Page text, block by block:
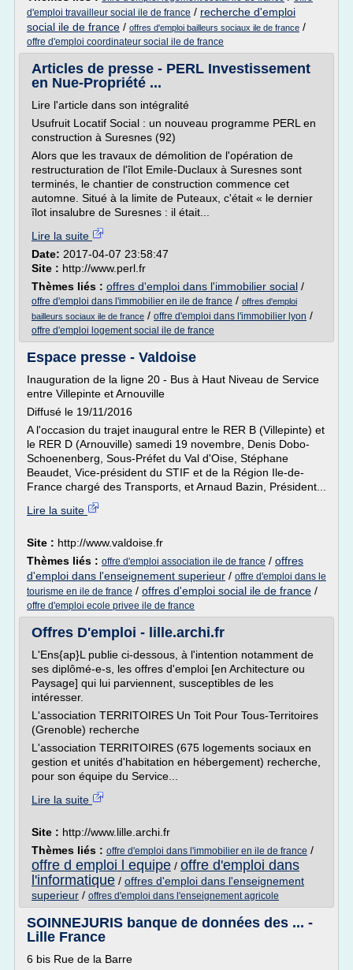
d'emploi travailleur social ile de france / recherche d'emploi
social ile de france / offres d'emploi bailleurs sociaux ile de france /
offre d'emploi coordinateur social ile de france
Articles de presse - PERL Investissement
en Nue-Propriété ...
Lire l'article dans son intégralité
Usufruit Locatif Social : un nouveau programme PERL en
construction à Suresnes (92)
Alors que les travaux de démolition de l'opération de
restructuration de l'îlot Emile-Duclaux à Suresnes sont
terminés, le chantier de construction commence cet
automne. Situé à la limite de Puteaux, c'était « le dernier
îlot insalubre de Suresnes : il était...
Lire la suite
Date: 2017-04-07 23:58:47
Site : http://www.perl.fr
Thèmes liés : offres d'emploi dans l'immobilier social /
offre d'emploi dans l'immobilier en ile de france / offres d'emploi
bailleurs sociaux ile de france / offre d'emploi dans l'immobilier lyon /
offre d'emploi logement social ile de france
Espace presse - Valdoise
Inauguration de la ligne 20 - Bus à Haut Niveau de Service
entre Villepinte et Arnouville
Diffusé le 19/11/2016
A l'occasion du trajet inaugural entre le RER B (Villepinte) et
le RER D (Arnouville) samedi 19 novembre, Denis Dobo-
Schoenenberg, Sous-Préfet du Val d'Oise, Stéphane
Beaudet, Vice-président du STIF et de la Région Ile-de-
France chargé des Transports, et Arnaud Bazin, Président...
Lire la suite
Site : http://www.valdoise.fr
Thèmes liés : offre d'emploi association ile de france / offres
d'emploi dans l'enseignement superieur / offre d'emploi dans le
tourisme en ile de france / offres d'emploi social ile de france /
offre d'emploi ecole privee ile de france
Offres D'emploi - lille.archi.fr
L'Ens{ap}L publie ci-dessous, à l'intention notamment de
ses diplômé-e-s, les offres d'emploi [en Architecture ou
Paysage] qui lui parviennent, susceptibles de les
intéresser.
L'association TERRITOIRES Un Toit Pour Tous-Territoires
(Grenoble) recherche
L'association TERRITOIRES (675 logements sociaux en
gestion et unités d'habitation en hébergement) recherche,
pour son équipe du Service...
Lire la suite
Site : http://www.lille.archi.fr
Thèmes liés : offre d'emploi dans l'immobilier en ile de france /
offre d emploi l equipe / offre d'emploi dans
l'informatique / offres d'emploi dans l'enseignement
superieur / offres d'emploi dans l'enseignement agricole
SOINNEJURIS banque de données des ... -
Lille France
6 bis Rue de la Barre